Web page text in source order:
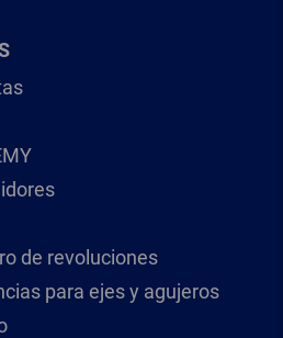
de revoluciones
para ejes y agujeros